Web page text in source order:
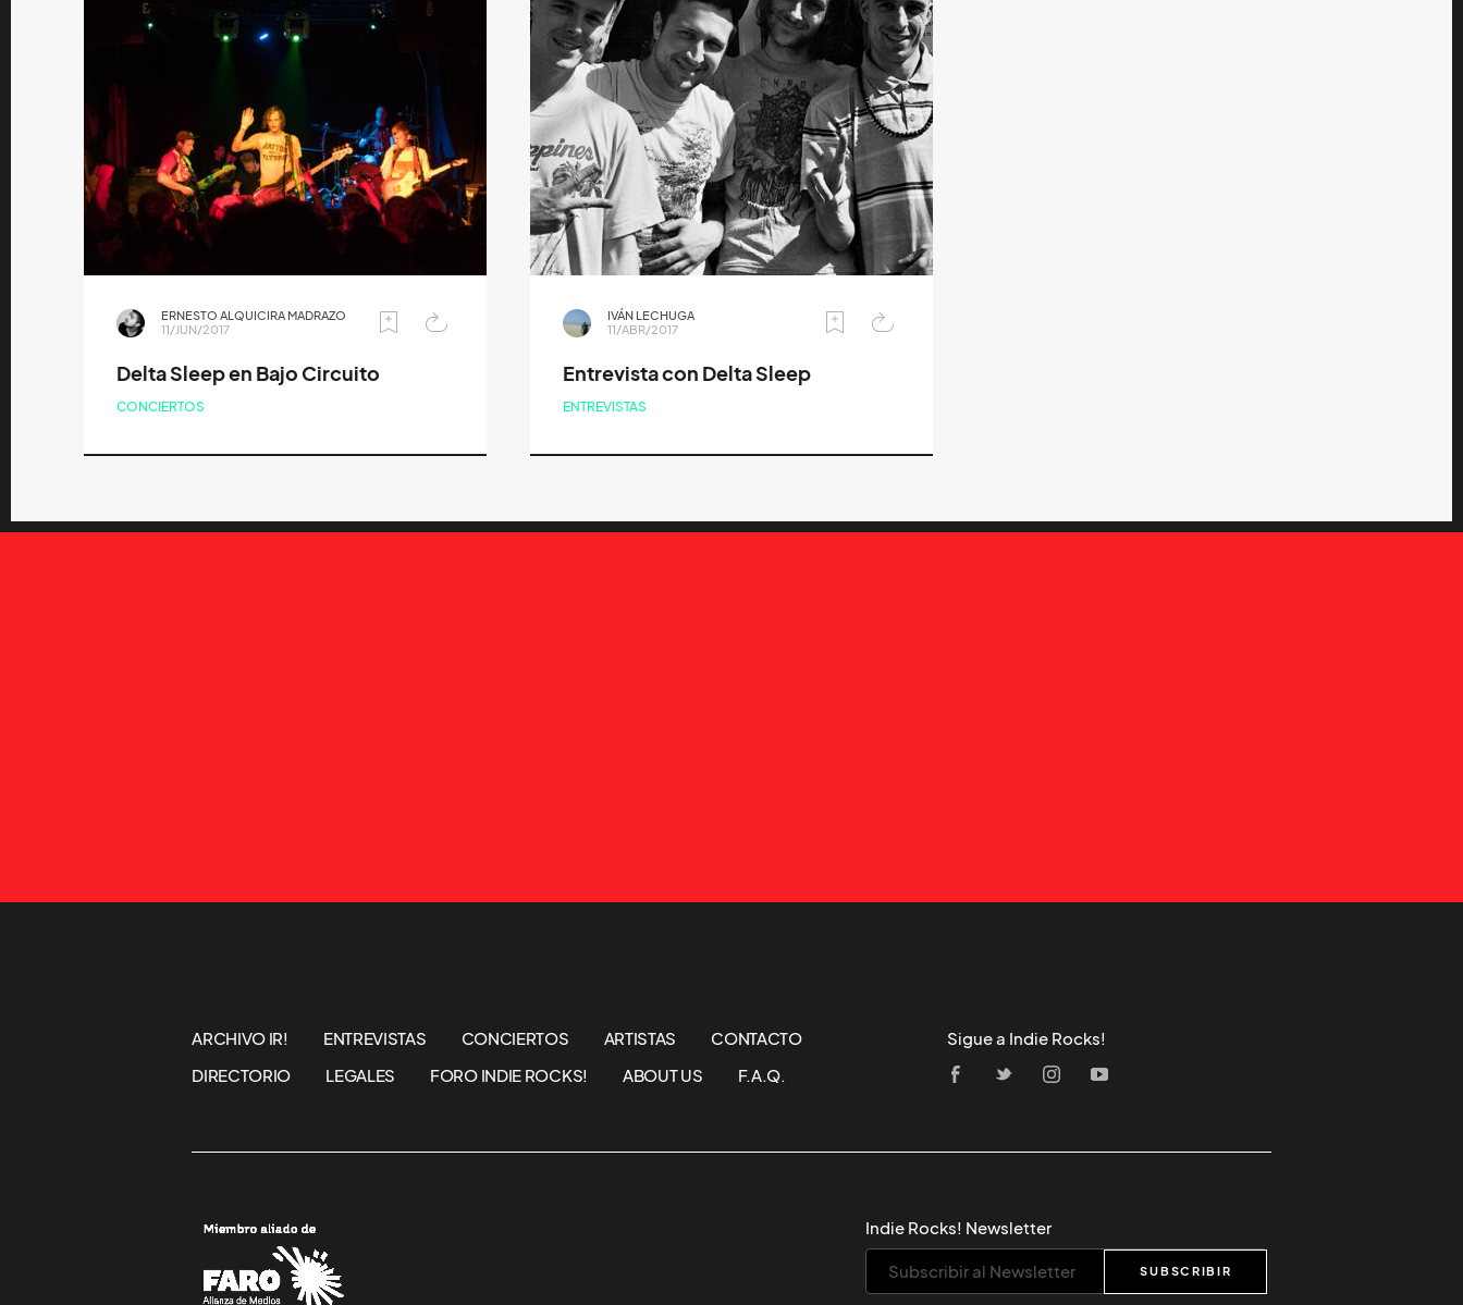
ERNESTO ALQUICIRA MADRAZO
11/JUN/2017
Delta Sleep en Bajo Circuito
CONCIERTOS
IVÁN LECHUGA
11/ABR/2017
Entrevista con Delta Sleep
ENTREVISTAS
ARCHIVO IR! ENTREVISTAS CONCIERTOS ARTISTAS
CONTACTO
DIRECTORIO
LEGALES FORO INDIE ROCKS! ABOUT US F.A.Q.
Sigue a Indie Rocks!
Indie Rocks! Newsletter